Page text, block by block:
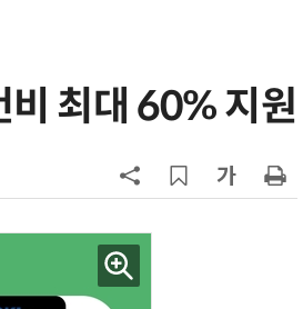
최대 60% 지원
태풍 소멸 뒤 더 뜨거워진다…'재난
KIST, 기존 반도체 공정으로 전기·
칩' 구현
전남광주시, '반도체 클러스터 지정'
긴급 점검회의…전방위 총력전